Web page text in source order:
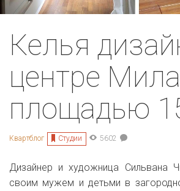
Келья
центре
площадью
Квартблог Студии 5602
Дизайнер и художница Сильвана
своим мужем и детьми в